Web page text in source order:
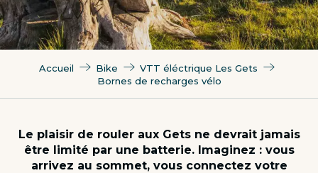
Accueil Bike
VTT éléctrique Les Gets
Bornes de recharges vélo
Le plaisir de rouler aux Gets ne devrait jamais
être limité par une batterie. Imaginez : vous
arrivez au sommet, vous connectez votre